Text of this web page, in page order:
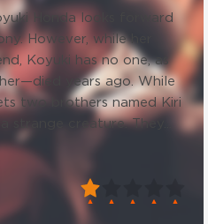
Honda looks forward
However, while her
Koyuki has no one, as
years ago. While
two brothers named Kiri
strange creature. They...
5